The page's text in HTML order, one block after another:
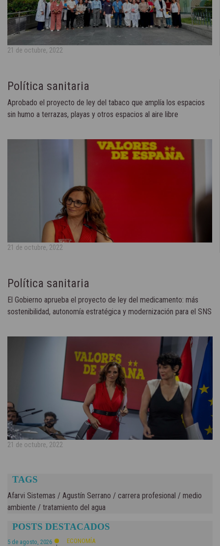
21 de octubre, 2022
Política sanitaria
Aprobado el proyecto de ley del tabaco que amplía los espacios
sin humo a terrazas, playas y otros espacios al aire libre
21 de octubre, 2022
Política sanitaria
El Gobierno aprueba el proyecto de ley del medicamento: más
sostenibilidad, autonomía estratégica y modernización para el SNS
21 de octubre, 2022
TAGS
Afarvi Sistemas / Agustín Serrano / carrera profesional / medio
ambiente / tratamiento del agua
POSTS DESTACADOS
5 de agosto, 2026 ECONOMÍA